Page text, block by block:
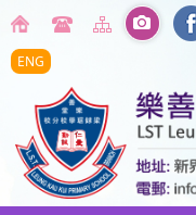
ENG